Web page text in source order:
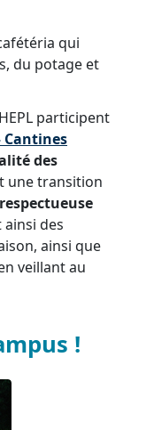
qui
du potage et
participent
Cantines
des
une transition
des
ainsi que
veillant au
!